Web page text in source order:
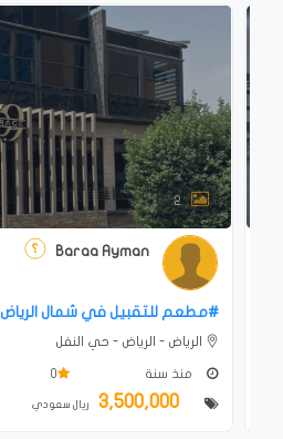
2
Baraa Ayman
#‎مطعم للتقبيل في شمال الرياض
الرياض - الرياض - حي النفل
منذ سنة 0
3,500,000 ريال سعودي